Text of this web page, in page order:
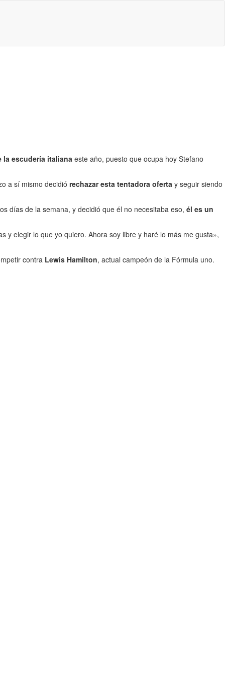
la escudería italiana este año, puesto que ocupa hoy Stefano
a sí mismo decidió rechazar esta tentadora oferta y seguir siendo
días de la semana, y decidió que él no necesitaba eso, él es un
y elegir lo que yo quiero. Ahora soy libre y haré lo más me gusta»,
contra Lewis Hamilton, actual campeón de la Fórmula uno.